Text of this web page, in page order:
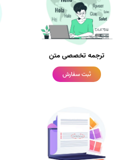
ترجمه تخصصی متن
ثبت سفارش